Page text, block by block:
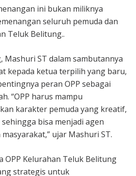
ini bukan miliknya
seluruh pemuda dan
Teluk Belitung..
Mashuri ST dalam sambutannya
kepada ketua terpilih yang baru,
peran OPP sebagai
“OPP harus mampu
karakter pemuda yang kreatif,
bisa menjadi agen
ujar Mashuri ST.
OPP Kelurahan Teluk Belitung
strategis untuk